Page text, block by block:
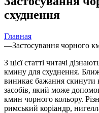
схуднення
Главная
—Застосування чорного
З цієї статті читачі
кмину для схуднення.
виникає бажання скинути
засобів, який може
кмин чорного кольору.
римський коріандр,